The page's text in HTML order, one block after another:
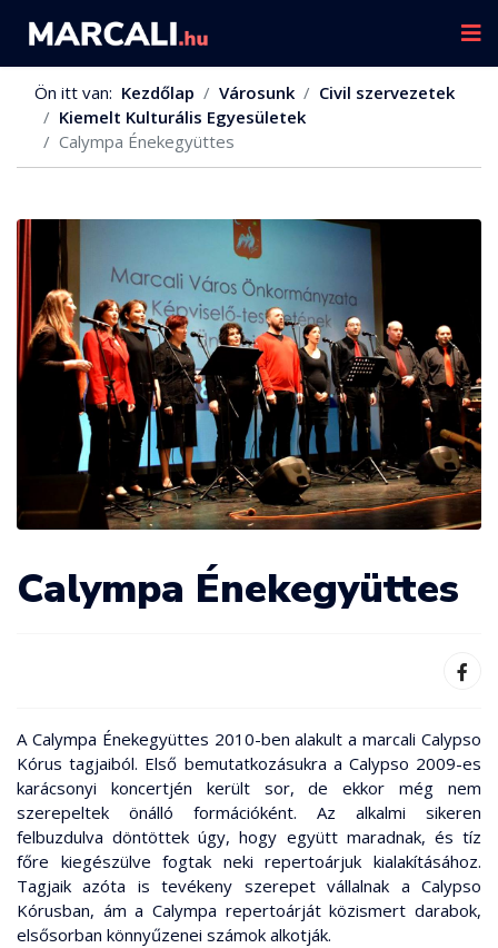
Ön itt van: Kezdőlap Városunk
Civil szervezetek
Kiemelt Kulturális Egyesületek
Calympa Énekegyüttes
Calympa Énekegyüttes
A Calympa Énekegyüttes 2010-ben alakult a marcali Calypso
Kórus tagjaiból. Első bemutatkozásukra a Calypso 2009-es
karácsonyi koncertjén került sor, de ekkor még nem
szerepeltek önálló formációként. Az alkalmi sikeren
felbuzdulva döntöttek úgy, hogy együtt maradnak, és tíz
főre kiegészülve fogtak neki repertoárjuk kialakításához.
Tagjaik azóta is tevékeny szerepet vállalnak a Calypso
Kórusban, ám a Calympa repertoárját közismert darabok,
elsősorban könnyűzenei számok alkotják.